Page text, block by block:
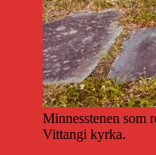
Minnesstenen som
Vittangi kyrka.